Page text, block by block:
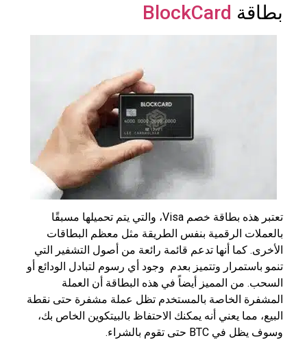
بطاقة BlockCard
تعتبر هذه بطاقة خصم Visa، والتي يتم تحميلها مسبقًا
بالعملات الرقمية بنفس الطريقة مثل معظم البطاقات
الأخرى. كما أنها تدعم قائمة رائعة من أصول التشفير التي
تنمو باستمرار وتتميز بعدم وجود أي رسوم لتبادل الودائع أو
السحب. من المميز أيضاً في هذه البطاقة أن العملة
المشفرة الخاصة بالمستخدم تظل عملة مشفرة حتى نقطة
البيع، مما يعني أنه يمكنك الاحتفاظ بالبيتكوين الخاص بك،
وسوف يظل في BTC حتى تقوم بالشراء.